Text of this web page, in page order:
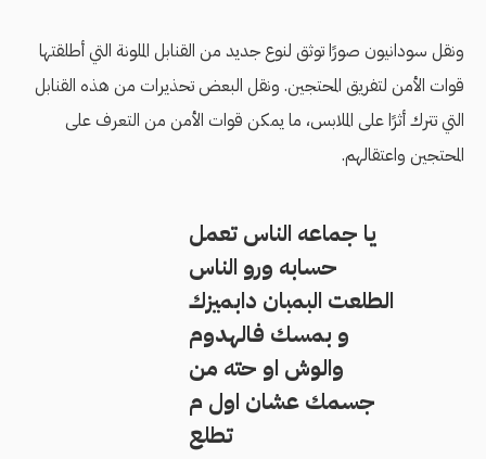
ونقل سودانيون صورًا توثق لنوع جديد من القنابل الملونة التي أطلقتها
قوات اﻷمن لتفريق المحتجين. ونقل البعض تحذيرات من هذه القنابل
التي تترك أثرًا على الملابس، ما يمكن قوات الأمن من التعرف على
المحتجين واعتقالهم.
يا جماعه الناس تعمل
حسابه ورو الناس
الطلعت البمبان دابميزك
و بمسك فالهدوم
والوش او حته من
جسمك عشان اول م
تطلع